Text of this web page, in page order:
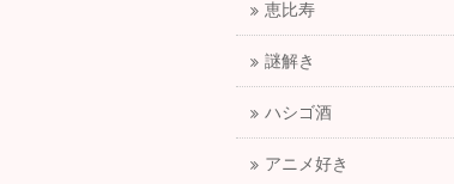
恵比寿
謎解き
ハシゴ酒
アニメ好き